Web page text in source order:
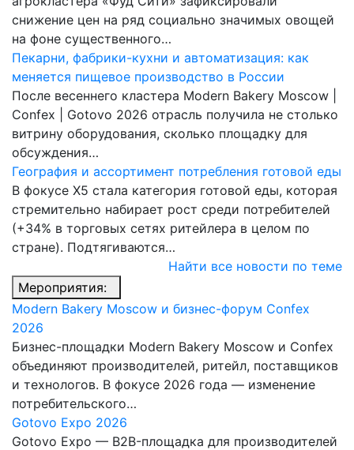
снижение цен на ряд социально значимых овощей
на фоне существенного…
Пекарни, фабрики-кухни и автоматизация: как
меняется пищевое производство в России
После весеннего кластера Modern Bakery Moscow |
Confex | Gotovo 2026 отрасль получила не столько
витрину оборудования, сколько площадку для
обсуждения…
География и ассортимент потребления готовой еды
В фокусе X5 стала категория готовой еды, которая
стремительно набирает рост среди потребителей
(+34% в торговых сетях ритейлера в целом по
стране). Подтягиваются…
Найти все новости по теме
Мероприятия:
Modern Bakery Moscow и бизнес-форум Confex
2026
Бизнес-площадки Modern Bakery Moscow и Confex
объединяют производителей, ритейл, поставщиков
и технологов. В фокусе 2026 года — изменение
потребительского…
Gotovo Expo 2026
Gotovo Expo — B2B-площадка для производителей